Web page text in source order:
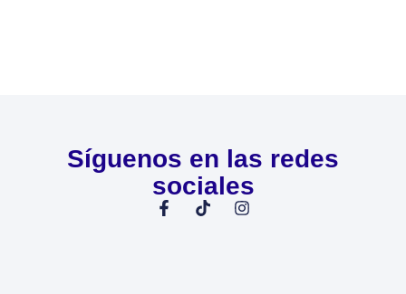
Síguenos en las redes
sociales